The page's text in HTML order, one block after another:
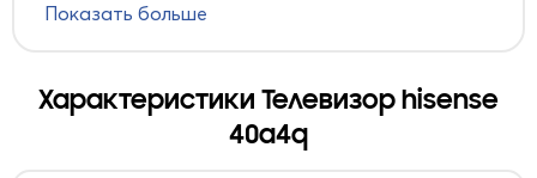
Показать больше
Характеристики Телевизор hisense
40a4q